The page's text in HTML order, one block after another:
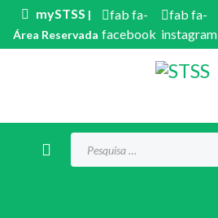
mySTSS |
Área Reservada
fab fa-
facebook
fab fa-
instagram